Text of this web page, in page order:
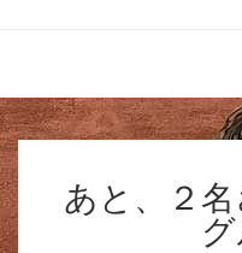
あと、２
グ